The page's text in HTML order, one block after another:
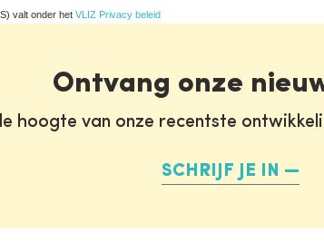
valt onder het VLIZ Privacy beleid
Ontvang onze
hoogte van onze recentste
SCHRIJF JE IN